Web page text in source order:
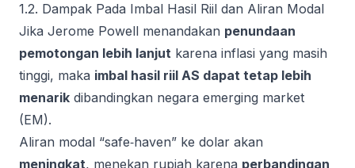
1.2. Dampak Pada Imbal Hasil Riil dan Aliran Modal
Jika Jerome Powell menandakan penundaan
pemotongan lebih lanjut karena inflasi yang masih
tinggi, maka imbal hasil riil AS dapat tetap lebih
menarik dibandingkan negara emerging market
(EM).
Aliran modal “safe‑haven” ke dolar akan
meningkat, menekan rupiah karena perbandingan